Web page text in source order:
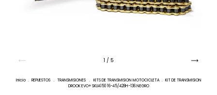
1 / 5
Inicio . REPUESTOS . TRANSMISIONES . KITS DE TRANSMISION MOTOCICLETA . KIT DE TRANSMISION
DROOK EVO+ SKUA150 16-45/428H-136 NEGRO